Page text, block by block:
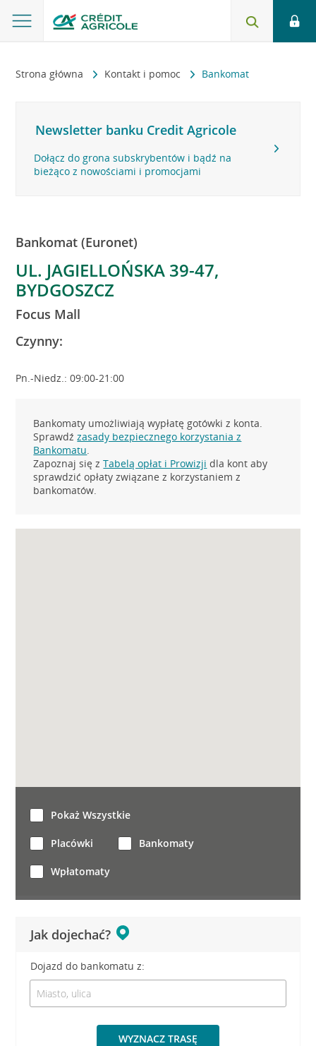
Strona główna Kontakt i pomoc Bankomat
Newsletter banku Credit Agricole
Dołącz do grona subskrybentów i bądź na
bieżąco z nowościami i promocjami
Bankomat (Euronet)
UL. JAGIELLOŃSKA 39-47,
BYDGOSZCZ
Focus Mall
Czynny:
Pn.-Niedz.: 09:00-21:00
Bankomaty umożliwiają wypłatę gotówki z konta.
Sprawdźzasady bezpiecznego korzystania z
Bankomatu.
Zapoznaj się zTabelą opłat i Prowizji dla kont aby
sprawdzić opłaty związane z korzystaniem z
bankomatów.
Jak dojechać?
Dojazd do bankomatu z:
WYZNACZ TRASĘ
Pokaż Wszystkie
Placówki Bankomaty
Wpłatomaty